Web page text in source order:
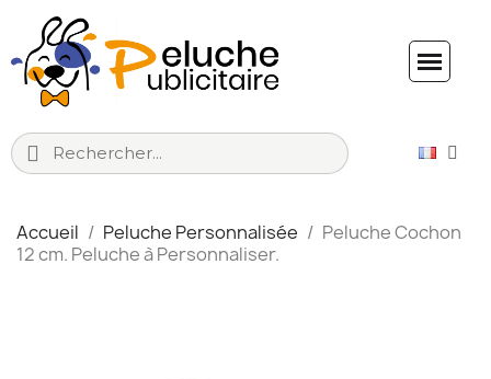
Accueil Peluche Personnalisée
Peluche Cochon
12 cm. Peluche à Personnaliser.